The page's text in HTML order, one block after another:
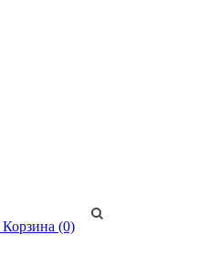
Корзина (0)